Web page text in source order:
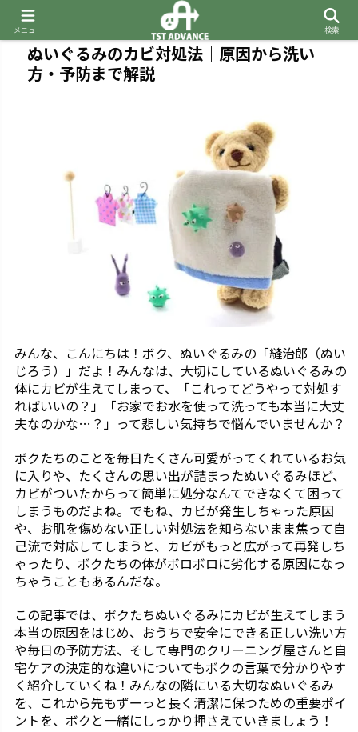
ぬいぐるみのカビ対処法｜原因から洗い
方・予防まで解説
みんな、こんにちは！ボク、ぬいぐるみの「縫治郎（ぬい
じろう）」だよ！みんなは、大切にしているぬいぐるみの
体にカビが生えてしまって、「これってどうやって対処す
ればいいの？」「お家でお水を使って洗っても本当に大丈
夫なのかな…？」って悲しい気持ちで悩んでいませんか？
ボクたちのことを毎日たくさん可愛がってくれているお気
に入りや、たくさんの思い出が詰まったぬいぐるみほど、
カビがついたからって簡単に処分なんてできなくて困って
しまうものだよね。でもね、カビが発生しちゃった原因
や、お肌を傷めない正しい対処法を知らないまま焦って自
己流で対応してしまうと、カビがもっと広がって再発しち
ゃったり、ボクたちの体がボロボロに劣化する原因になっ
ちゃうこともあるんだな。
この記事では、ボクたちぬいぐるみにカビが生えてしまう
本当の原因をはじめ、おうちで安全にできる正しい洗い方
や毎日の予防方法、そして専門のクリーニング屋さんと自
宅ケアの決定的な違いについてもボクの言葉で分かりやす
く紹介していくね！みんなの隣にいる大切なぬいぐるみ
を、これから先もずーっと長く清潔に保つための重要ポイ
ントを、ボクと一緒にしっかり押さえていきましょう！
メニュー 検索